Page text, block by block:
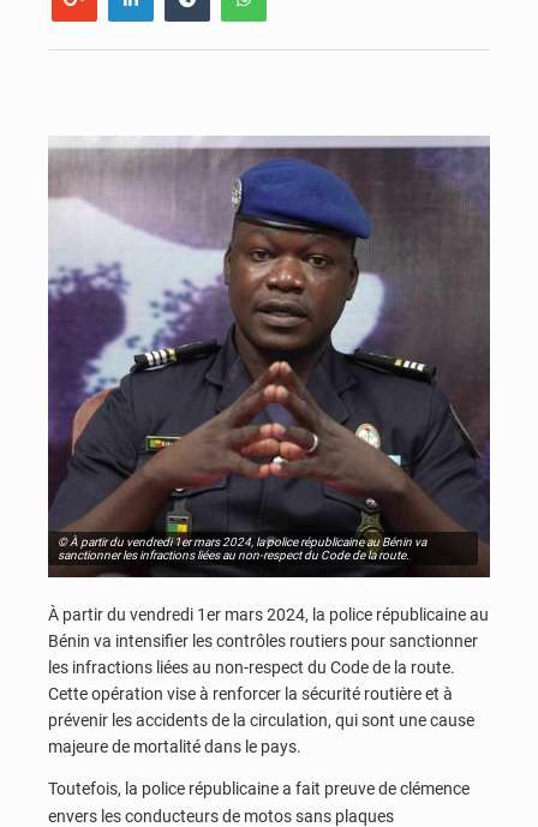
© À partir du vendredi 1er mars 2024, la police républicaine au Bénin va
sanctionner les infractions liées au non-respect du Code de la route.
À partir du vendredi 1er mars 2024, la police républicaine au
Bénin va intensifier les contrôles routiers pour sanctionner
les infractions liées au non-respect du Code de la route.
Cette opération vise à renforcer la sécurité routière et à
prévenir les accidents de la circulation, qui sont une cause
majeure de mortalité dans le pays.
Toutefois, la police républicaine a fait preuve de clémence
envers les conducteurs de motos sans plaques